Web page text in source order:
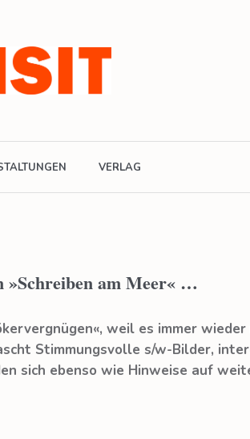
VERLAG
»Schreiben am Meer« …
weil es immer
Stimmungsvolle s/w-Bilder,
sich ebenso wie Hinweise auf